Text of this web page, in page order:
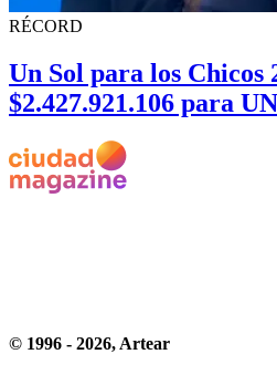
RÉCORD
Un Sol para los Chicos
$2.427.921.106 para
© 1996 - 2026, Artear